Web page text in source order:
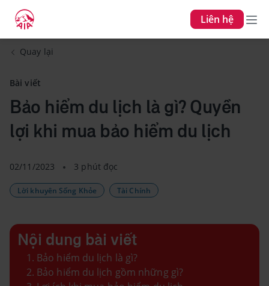
Liên hệ
Quay lại
Bài viết
Bảo hiểm du lịch là gì? Quyền
lợi khi mua bảo hiểm du lịch
02/11/2023 3 phút đọc
Lời khuyên Sống Khỏe Tài Chính
Nội dung bài viết
Bảo hiểm du lịch là gì?
Bảo hiểm du lịch gồm những gì?